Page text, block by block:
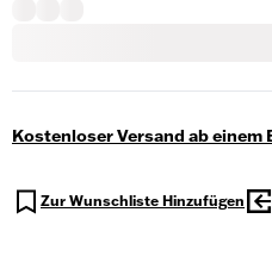
Kostenloser Versand ab einem
Zur Wunschliste Hinzufügen